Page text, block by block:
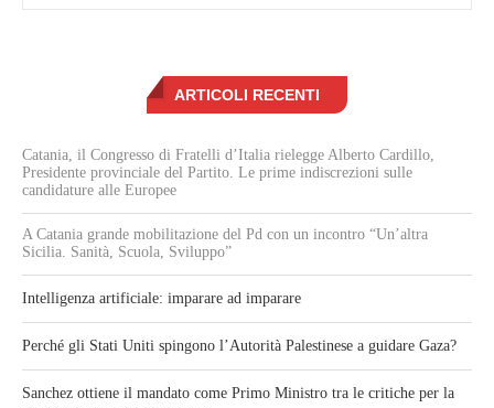
ARTICOLI RECENTI
Catania, il Congresso di Fratelli d’Italia rielegge Alberto Cardillo,
Presidente provinciale del Partito. Le prime indiscrezioni sulle
candidature alle Europee
A Catania grande mobilitazione del Pd con un incontro “Un’altra
Sicilia. Sanità, Scuola, Sviluppo”
Intelligenza artificiale: imparare ad imparare
Perché gli Stati Uniti spingono l’Autorità Palestinese a guidare Gaza?
Sanchez ottiene il mandato come Primo Ministro tra le critiche per la